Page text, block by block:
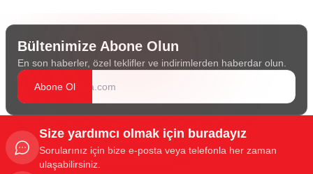
Bültenimize Abone Olun
En son haberler, özel teklifler ve indirimlerden haberdar olun.
Abone Ol
Size yardımcı olmak için buradayız
Sorularınız için bize e-posta veya telefonla her zaman
ulaşabilirsiniz.